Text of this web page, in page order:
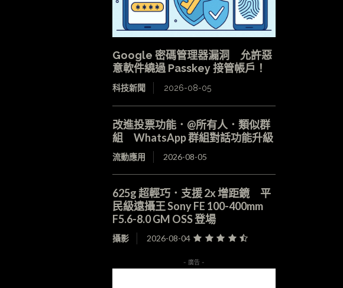
Google 密碼管理器漏洞 允許惡
意軟件繞過 Passkey 接管帳戶！
科技新聞 2026-08-05
改進投票功能．@所有人．類似群
組 WhatsApp 群組對話功能升級
流動應用 2026-08-05
625g 超輕巧．支援 2x 增距鏡 平
民級遠攝王 Sony FE 100-400mm
F5.6-8.0 GM OSS 登場
攝影 2026-08-04
- 廣告 -